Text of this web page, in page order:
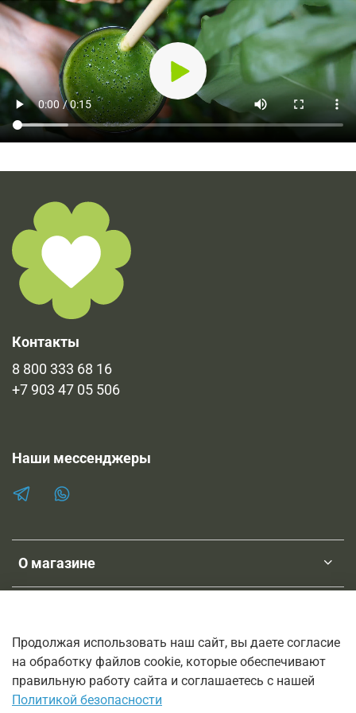
О магазине
Контакты
8 800 333 68 16
+7 903 47 05 506
Наши мессенджеры
ТМ SHOPNEBOLEL
© 2011-2026
Продолжая использовать наш сайт, вы даете согласие
на обработку файлов cookie, которые обеспечивают
правильную работу сайта и соглашаетесь с нашей
Политикой безопасности